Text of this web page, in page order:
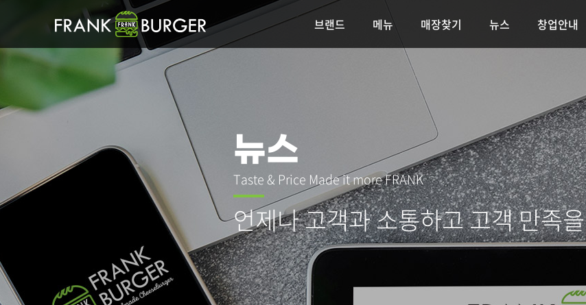
브랜드 메뉴 매장찾기 뉴스 창업안내
뉴스
Taste & Price Made it more FRANK
언제나 고객과 소통하고 고객 만족